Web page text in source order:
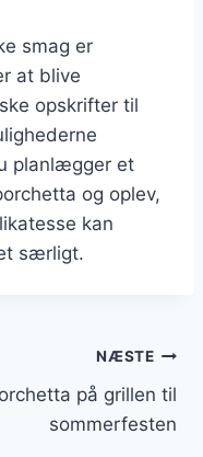
smag er
at blive
opskrifter til
planlægger et
og oplev,
kan
særligt.
NÆSTE
på grillen til
sommerfesten